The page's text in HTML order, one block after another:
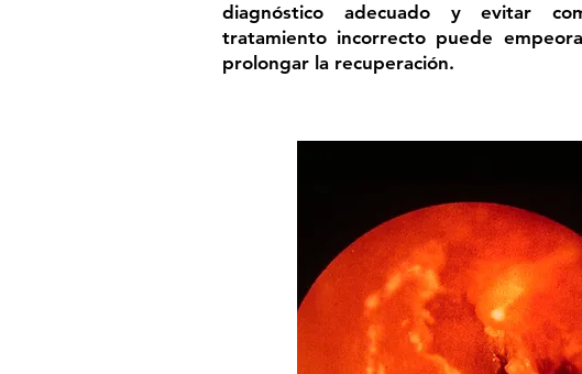
diagnóstico adecuado y evitar
tratamiento incorrecto puede
prolongar la recuperación.